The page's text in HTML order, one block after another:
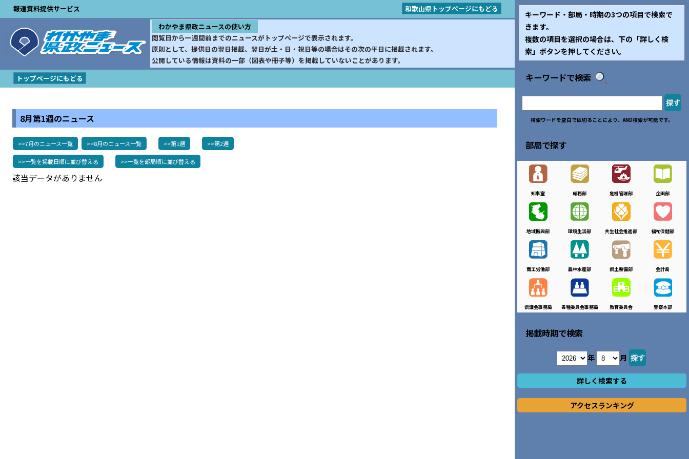
報道資料提供サービス
和歌山県トップページにもどる
わかやま県政ニュースの使い方
閲覧日から一週間前までのニュースがトップページで表示されます。
原則として、提供日の翌日掲載、翌日が土・日・祝日等の場合はその次の平日に掲載されます。
公開している情報は資料の一部（図表や冊子等）を掲載していないことがあります。
トップページにもどる
8月第1週のニュース
>>7月のニュース一覧 >>8月のニュース一覧 >>第1週 >>第2週
>>一覧を掲載日順に並び替える >>一覧を部局順に並び替える
該当データがありません
キーワード・部局・時期の3つの項目で検索で
きます。
複数の項目を選択の場合は、下の「詳しく検
索」ボタンを押してください。
キーワードで検索
検索ワードを空白で区切ることにより、AND検索が可能です。
部局で探す
知事室 総務部 危機管理部 企画部
地域振興部 環境生活部 共生社会推進部 福祉保健部
商工労働部 農林水産部 県土整備部 会計局
県議会事務局 各種委員会事務局 教育委員会 警察本部
掲載時期で検索
年 月
詳しく検索する
アクセスランキング